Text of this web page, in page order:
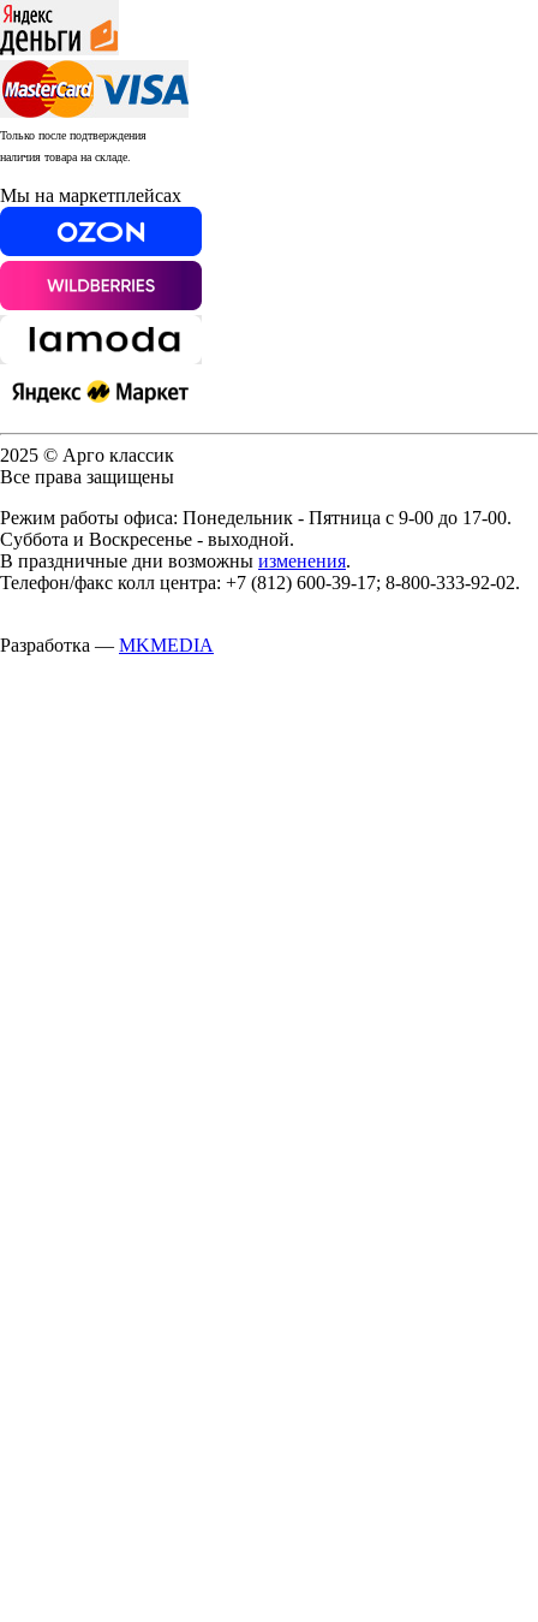
Только после подтверждения
наличия товара на складе.
Мы на маркетплейсах
2025 © Арго классик
Все права защищены
Режим работы офиса: Понедельник - Пятница с 9-00 до 17-00.
Суббота и Воскресенье - выходной.
В праздничные дни возможны изменения.
Телефон/факс колл центра: +7 (812) 600-39-17; 8-800-333-92-02.
Разработка — MKMEDIA